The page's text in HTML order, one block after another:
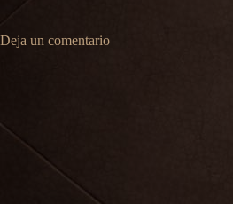
Deja un comentario